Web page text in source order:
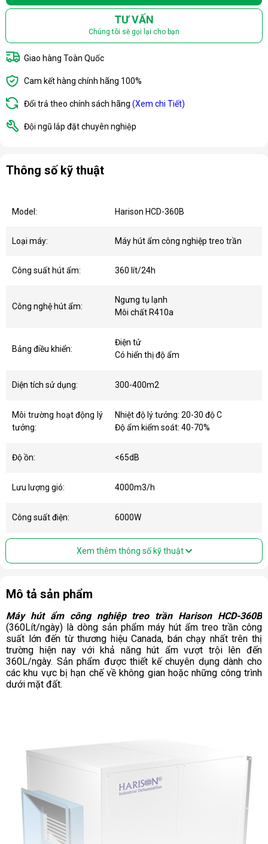
TƯ VẤN
Chúng tôi sẽ gọi lại cho bạn
Giao hàng Toàn Quốc
Cam kết hàng chính hãng 100%
Đổi trả theo chính sách hãng (Xem chi Tiết)
Đội ngũ lắp đặt chuyên nghiệp
Thông số kỹ thuật
Model: Harison HCD-360B
Loại máy: Máy hút ẩm công nghiệp treo trần
Công suất hút ẩm: 360 lít/24h
Công nghệ hút ẩm:
Ngưng tụ lạnh
Môi chất R410a
Bảng điều khiển:
Điện tử
Có hiển thị độ ẩm
Diện tích sử dụng: 300-400m2
Môi trường hoạt động lý
tưởng:
Nhiệt độ lý tưởng: 20-30 độ C
Độ ẩm kiểm soát: 40-70%
Độ ồn: <65dB
Lưu lượng gió: 4000m3/h
Công suất điện: 6000W
Xem thêm thông số kỹ thuật
Mô tả sản phẩm
Máy hút ẩm công nghiệp treo trần Harison HCD-360B
(360Lít/ngày) là dòng sản phẩm máy hút ẩm treo trần công
suất lớn đến từ thương hiệu Canada, bán chạy nhất trên thị
trường hiện nay với khả năng hút ẩm vượt trội lên đến
360L/ngày. Sản phẩm được thiết kế chuyên dụng dành cho
các khu vực bị hạn chế về không gian hoặc những công trình
dưới mặt đất.